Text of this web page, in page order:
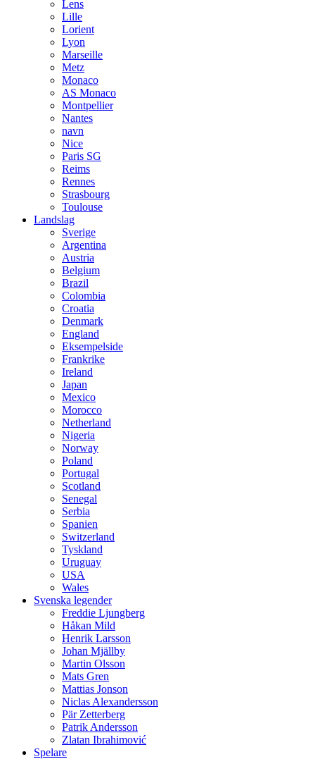
Lens
Lille
Lorient
Lyon
Marseille
Metz
Monaco
AS Monaco
Montpellier
Nantes
navn
Nice
Paris SG
Reims
Rennes
Strasbourg
Toulouse
Landslag
Sverige
Argentina
Austria
Belgium
Brazil
Colombia
Croatia
Denmark
England
Eksempelside
Frankrike
Ireland
Japan
Mexico
Morocco
Netherland
Nigeria
Norway
Poland
Portugal
Scotland
Senegal
Serbia
Spanien
Switzerland
Tyskland
Uruguay
USA
Wales
Svenska legender
Freddie Ljungberg
Håkan Mild
Henrik Larsson
Johan Mjällby
Martin Olsson
Mats Gren
Mattias Jonson
Niclas Alexandersson
Pär Zetterberg
Patrik Andersson
Zlatan Ibrahimović
Spelare